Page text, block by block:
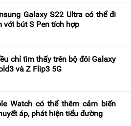
Galaxy S22 Ultra có thể đi
với bút S Pen tích hợp
chỉ tìm thấy trên bộ đôi Galaxy
và Z Flip3 5G
Watch có thể thêm cảm biến
áp, phát hiện tiểu đường